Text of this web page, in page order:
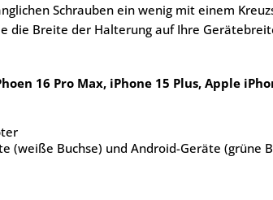
Schrauben ein wenig mit einem
die Breite der Halterung auf Ihre
16 Pro Max, iPhone 15 Plus, Apple
(weiße Buchse) und Android-Geräte (grüne